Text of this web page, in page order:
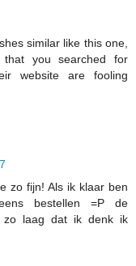
similar like this one,
you searched for
website are fooling
zo fijn! Als ik klaar ben
bestellen =P de
zo laag dat ik denk ik